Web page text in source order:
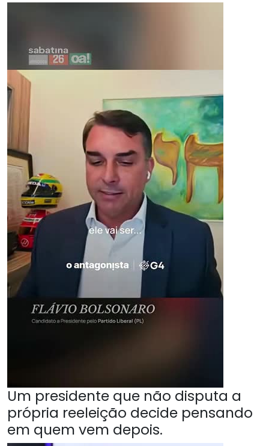
Um presidente que não disputa a
própria reeleição decide pensando
em quem vem depois.